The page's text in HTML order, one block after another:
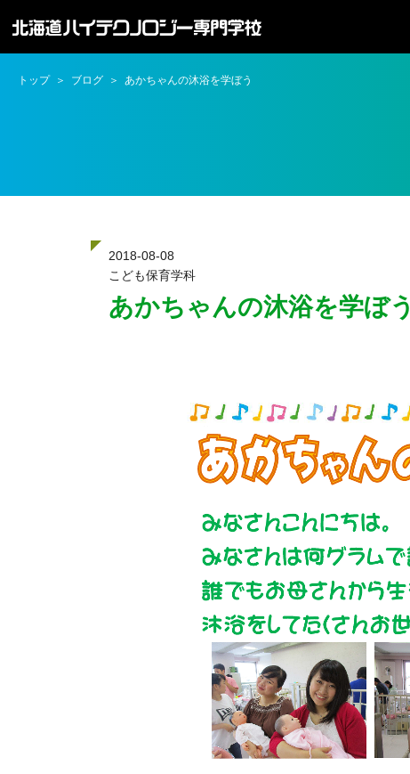
トップ ブログ あかちゃんの沐浴を学ぼう
2018-08-08
こども保育学科
あかちゃんの沐浴を学ぼう